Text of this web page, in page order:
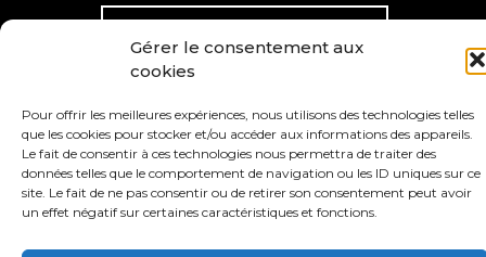
Gérer le consentement aux
cookies
Pour offrir les meilleures expériences, nous utilisons des technologies telles
que les cookies pour stocker et/ou accéder aux informations des appareils.
Le fait de consentir à ces technologies nous permettra de traiter des
données telles que le comportement de navigation ou les ID uniques sur ce
site. Le fait de ne pas consentir ou de retirer son consentement peut avoir
un effet négatif sur certaines caractéristiques et fonctions.
ACTUALITÉS